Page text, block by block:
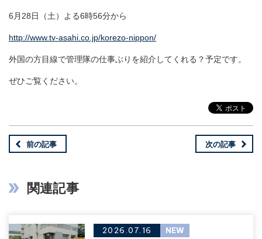
6月28日（土）よる6時56分から
http://www.tv-asahi.co.jp/korezo-nippon/
外国の方目線で管理隊の仕事ぶりを紹介してくれる？予定です。
ぜひご覧ください。
前の記事 次の記事
関連記事
2026.07.16
NEW